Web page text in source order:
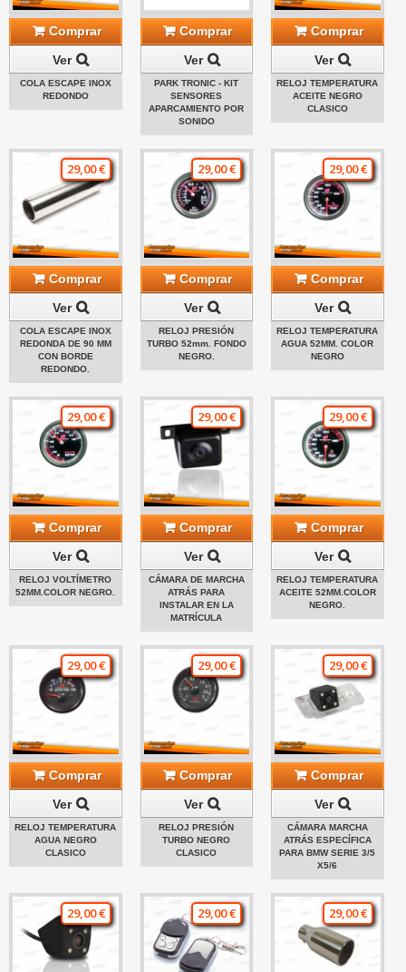
Comprar
Ver
COLA ESCAPE INOX
REDONDO
Comprar
Ver
PARK TRONIC - KIT
SENSORES
APARCAMIENTO POR
SONIDO
Comprar
Ver
RELOJ TEMPERATURA
ACEITE NEGRO
CLASICO
29,00 €
Comprar
Ver
COLA ESCAPE INOX
REDONDA DE 90 MM
CON BORDE
REDONDO.
29,00 €
Comprar
Ver
RELOJ PRESIÓN
TURBO 52mm. FONDO
NEGRO.
29,00 €
Comprar
Ver
RELOJ TEMPERATURA
AGUA 52MM. COLOR
NEGRO
29,00 €
Comprar
Ver
RELOJ VOLTÍMETRO
52MM.COLOR NEGRO.
29,00 €
Comprar
Ver
CÁMARA DE MARCHA
ATRÁS PARA
INSTALAR EN LA
MATRÍCULA
29,00 €
Comprar
Ver
RELOJ TEMPERATURA
ACEITE 52MM.COLOR
NEGRO.
29,00 €
Comprar
Ver
RELOJ TEMPERATURA
AGUA NEGRO
CLASICO
29,00 €
Comprar
Ver
RELOJ PRESIÓN
TURBO NEGRO
CLASICO
29,00 €
Comprar
Ver
CÁMARA MARCHA
ATRÁS ESPECÍFICA
PARA BMW SERIE 3/5
X5/6
29,00 € 29,00 € 29,00 €